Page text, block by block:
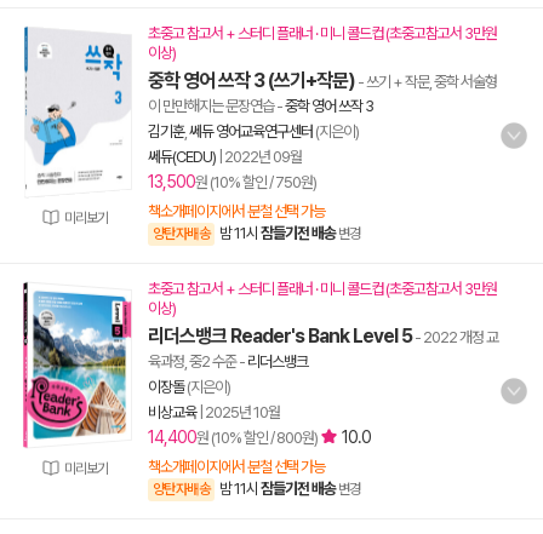
미리보기
초중고 참고서 + 스터디 플래너 · 미니 콜드컵 (초중고참고서 3만원
이상)
중학 영어 쓰작 3 (쓰기+작문) - 쓰기 + 작문, 중학 서술형
이 만만해지는 문장연습-중학 영어 쓰작 3
김기훈, 쎄듀 영어교육연구센터 (지은이)
쎄듀(CEDU) 2022년 09월
13,500원 (10% 할인 / 750원)
책소개페이지에서 분철 선택 가능
양탄자배송 밤 11시 잠들기전 배송 변경
미리보기
초중고 참고서 + 스터디 플래너 · 미니 콜드컵 (초중고참고서 3만원
이상)
리더스뱅크 Reader's Bank Level 5- 2022 개정 교
육과정, 중2 수준- 리더스뱅크
이장돌(지은이)
비상교육| 2025년 10월
14,400원 (10% 할인 / 800원) 10.0
책소개페이지에서 분철 선택 가능
양탄자배송 밤 11시 잠들기전 배송 변경